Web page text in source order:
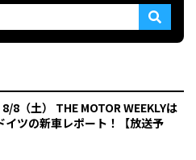
8/8（土） THE MOTOR WEEKLYは
イツの新車レポート！【放送予